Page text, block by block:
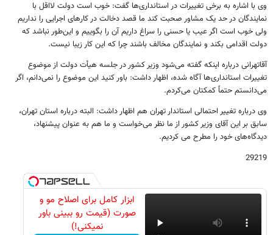
وی با اشاره به برخی تغییرات در استانداری‌ها گفت: خوب است دولت لااقل با
نمایندگان در حد یک مشاور صحبت کند ما قصد دخالت در کارهای اجرایی را نداریم
ولی خوب است اگر عیب یا حسنی را سراغ داریم آن را بگوییم و این‌طور نباشد که
دولت اقدامی بکند و نمایندگان مخالف باشند چرا که این کار زیبا نیست.
آقاتهرانی درباره اینکه گفته می‌شود وزیر کشور در جلسه هیأت دولت از موضوع
تغییرات استانداری‌ها آگاه شده، اظهار داشت: باور کنید این موضوع را نمی‌دانم، اگر
می‌دانستم حتماً‌ کمکتان می‌کردم.
وی درباره تغییر احتمالی استاندار تهران هم اظهار داشت: البته درباره استان تهران،
سابق بر این آقای وزیر کشور از ما نظر می‌خواست و ما هم به عنوان پیشنهاد،
دیدگاه‌های خود را مطرح می کردیم.
29219
ابزار کامل برای اصلاح مو و
صورت (قیمت رو ببینی باور
نمیکنی!)